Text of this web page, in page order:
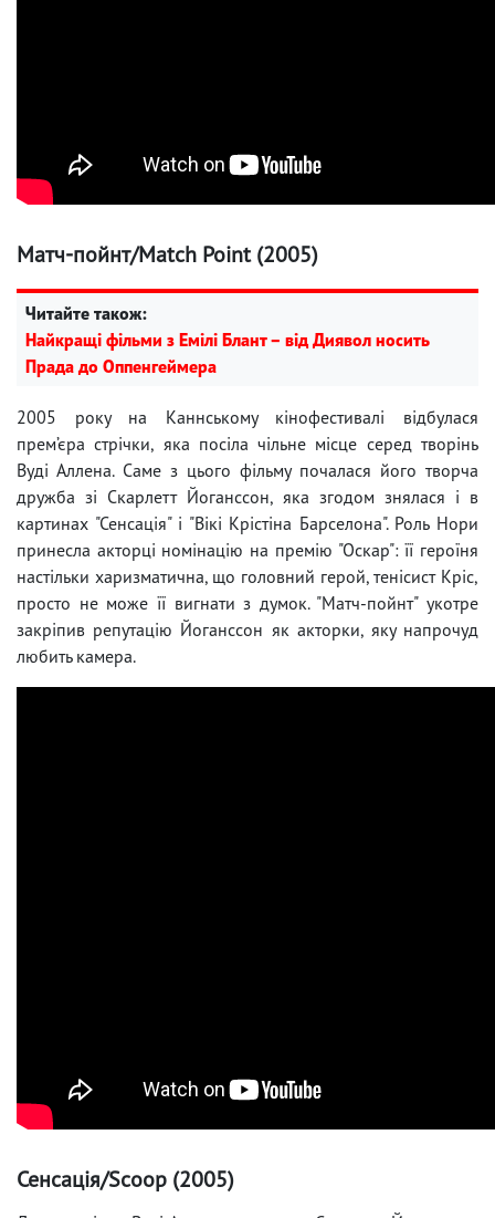
Матч-пойнт/Match Point (2005)
Читайте також:
Найкращі фільми з Емілі Блант – від Диявол носить
Прада до Оппенгеймера
2005 року на Каннському кінофестивалі відбулася
прем’єра стрічки, яка посіла чільне місце серед творінь
Вуді Аллена. Саме з цього фільму почалася його творча
дружба зі Скарлетт Йоганссон, яка згодом знялася і в
картинах "Сенсація" і "Вікі Крістіна Барселона". Роль Нори
принесла акторці номінацію на премію "Оскар": її героїня
настільки харизматична, що головний герой, тенісист Кріс,
просто не може її вигнати з думок. "Матч-пойнт" укотре
закріпив репутацію Йоганссон як акторки, яку напрочуд
любить камера.
Сенсація/Scoop (2005)